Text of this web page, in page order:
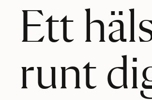
Ett
runt